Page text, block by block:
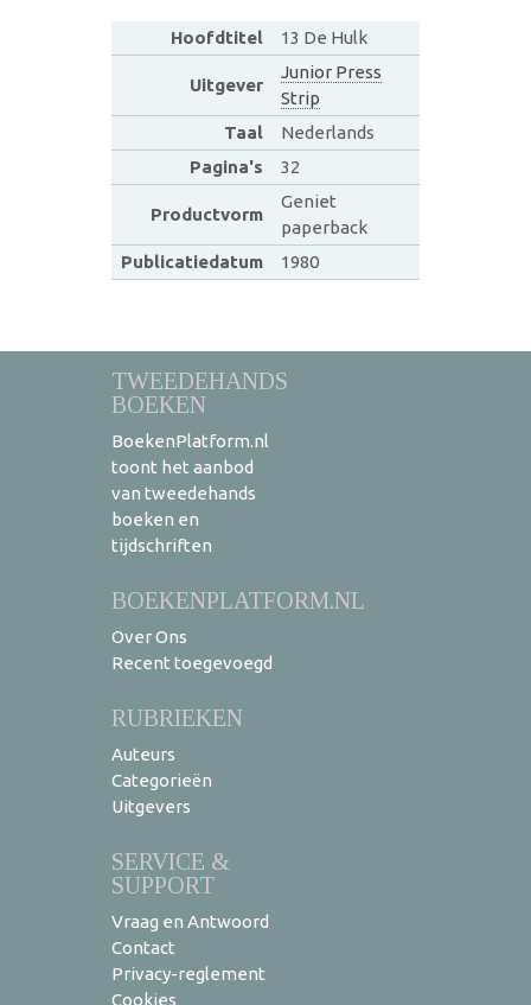
Hoofdtitel 13 De Hulk
Uitgever
Junior Press
Strip
Taal
Nederlands
Pagina's
32
Productvorm
Geniet
paperback
Publicatiedatum
1980
TWEEDEHANDS
BOEKEN
BoekenPlatform.nl
toont het aanbod
van tweedehands
boeken en
tijdschriften
BOEKENPLATFORM.NL
Over Ons
Recent toegevoegd
RUBRIEKEN
Auteurs
Categorieën
Uitgevers
SERVICE &
SUPPORT
Vraag en Antwoord
Contact
Privacy-reglement
Cookies